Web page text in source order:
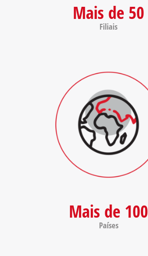
Mais de 50
Filiais
Mais de 100
Países